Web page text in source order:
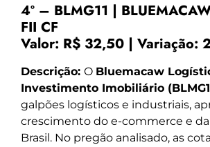
4º – BLMG11 |
FII CF
Valor: R$ 32,50 | Variação:
Descrição: O Bluemacaw
Investimento Imobiliário
galpões logísticos e industriais,
crescimento do e-commerce e
Brasil. No pregão analisado, as